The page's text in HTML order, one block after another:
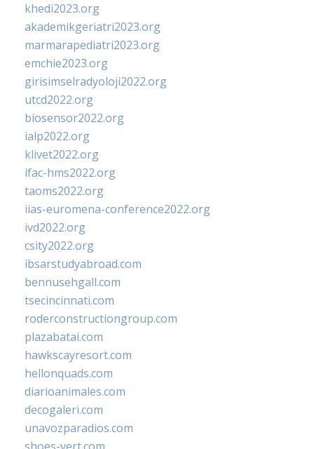
khedi2023.org
akademikgeriatri2023.org
marmarapediatri2023.org
emchie2023.org
girisimselradyoloji2022.org
utcd2022.org
biosensor2022.org
ialp2022.org
klivet2022.org
ifac-hms2022.org
taoms2022.org
iias-euromena-conference2022.org
ivd2022.org
csity2022.org
ibsarstudyabroad.com
bennusehgall.com
tsecincinnati.com
roderconstructiongroup.com
plazabatai.com
hawkscayresort.com
hellonquads.com
diarioanimales.com
decogaleri.com
unavozparadios.com